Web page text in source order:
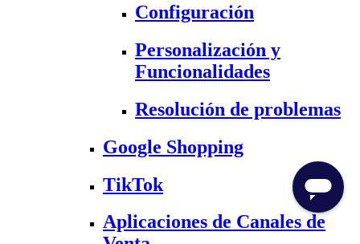
Configuración
Personalización y
Funcionalidades
Resolución de problemas
Google Shopping
TikTok
Aplicaciones de Canales de